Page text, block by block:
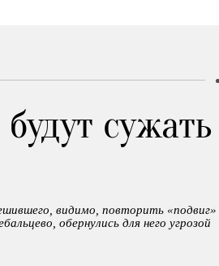
сужать
видимо, повторить «подвиг»
обернулись для него угрозой